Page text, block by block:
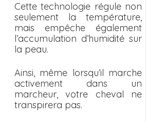
Cette technologie régule non
seulement la température,
mais empêche également
l’accumulation d’humidité sur
la peau.
Ainsi, même lorsqu’il marche
activement dans un
marcheur, votre cheval ne
transpirera pas.